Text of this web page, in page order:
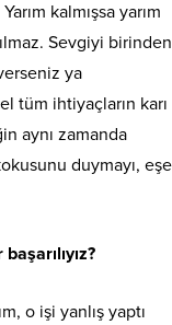
kalmışsa yarım
Sevgiyi birinden
ya
tüm ihtiyaçların karı
aynı zamanda
duymayı, eşe
o işi yanlış yaptı